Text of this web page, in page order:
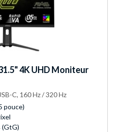
4K UHD Moniteur
C, 160 Hz / 320 Hz
pouce)
(GtG)